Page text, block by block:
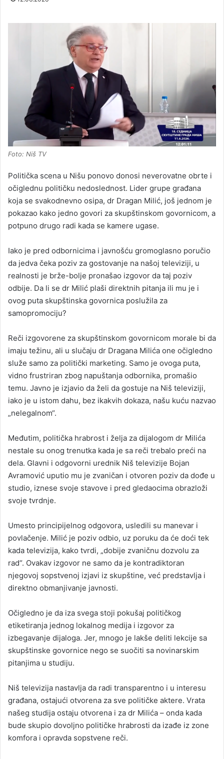
Foto: Niš TV
Politička scena u Nišu ponovo donosi neverovatne obrte i
očiglednu političku nedoslednost. Lider grupe građana
koja se svakodnevno osipa, dr Dragan Milić, još jednom je
pokazao kako jedno govori za skupštinskom govornicom, a
potpuno drugo radi kada se kamere ugase.
Iako je pred odbornicima i javnošću gromoglasno poručio
da jedva čeka poziv za gostovanje na našoj televiziji, u
realnosti je brže-bolje pronašao izgovor da taj poziv
odbije. Da li se dr Milić plaši direktnih pitanja ili mu je i
ovog puta skupštinska govornica poslužila za
samopromociju?
Reči izgovorene za skupštinskom govornicom morale bi da
imaju težinu, ali u slučaju dr Dragana Milića one očigledno
služe samo za politički marketing. Samo je ovoga puta,
vidno frustriran zbog napuštanja odbornika, promašio
temu. Javno je izjavio da želi da gostuje na Niš televiziji,
iako je u istom dahu, bez ikakvih dokaza, našu kuću nazvao
„nelegalnom“.
Međutim, politička hrabrost i želja za dijalogom dr Milića
nestale su onog trenutka kada je sa reči trebalo preći na
dela. Glavni i odgovorni urednik Niš televizije Bojan
Avramović uputio mu je zvaničan i otvoren poziv da dođe u
studio, iznese svoje stavove i pred gledaocima obrazloži
svoje tvrdnje.
Umesto principijelnog odgovora, usledili su manevar i
povlačenje. Milić je poziv odbio, uz poruku da će doći tek
kada televizija, kako tvrdi, „dobije zvaničnu dozvolu za
rad“. Ovakav izgovor ne samo da je kontradiktoran
njegovoj sopstvenoj izjavi iz skupštine, već predstavlja i
direktno obmanjivanje javnosti.
Očigledno je da iza svega stoji pokušaj političkog
etiketiranja jednog lokalnog medija i izgovor za
izbegavanje dijaloga. Jer, mnogo je lakše deliti lekcije sa
skupštinske govornice nego se suočiti sa novinarskim
pitanjima u studiju.
Niš televizija nastavlja da radi transparentno i u interesu
građana, ostajući otvorena za sve političke aktere. Vrata
našeg studija ostaju otvorena i za dr Milića – onda kada
bude skupio dovoljno političke hrabrosti da izađe iz zone
komfora i opravda sopstvene reči.